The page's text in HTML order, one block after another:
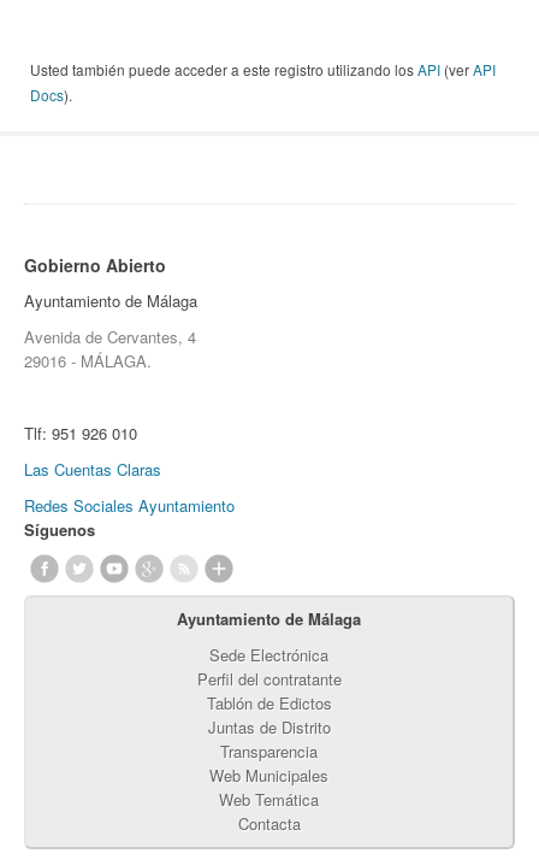
Usted también puede acceder a este registro utilizando losAPI (verAPI
Docs).
Gobierno Abierto
Ayuntamiento de Málaga
Avenida de Cervantes, 4
29016 - MÁLAGA.
Tlf: 951 926 010
Las Cuentas Claras
Redes Sociales Ayuntamiento
Síguenos
Ayuntamiento de Málaga
Sede Electrónica
Perfil del contratante
Tablón de Edictos
Juntas de Distrito
Transparencia
Web Municipales
Web Temática
Contacta